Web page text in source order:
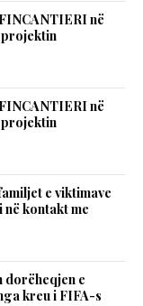
në
në
e viktimave
në kontakt me
dorëheqjen e
kreu i FIFA-s